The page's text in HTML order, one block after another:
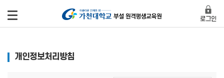
로그인
개인정보처리방침